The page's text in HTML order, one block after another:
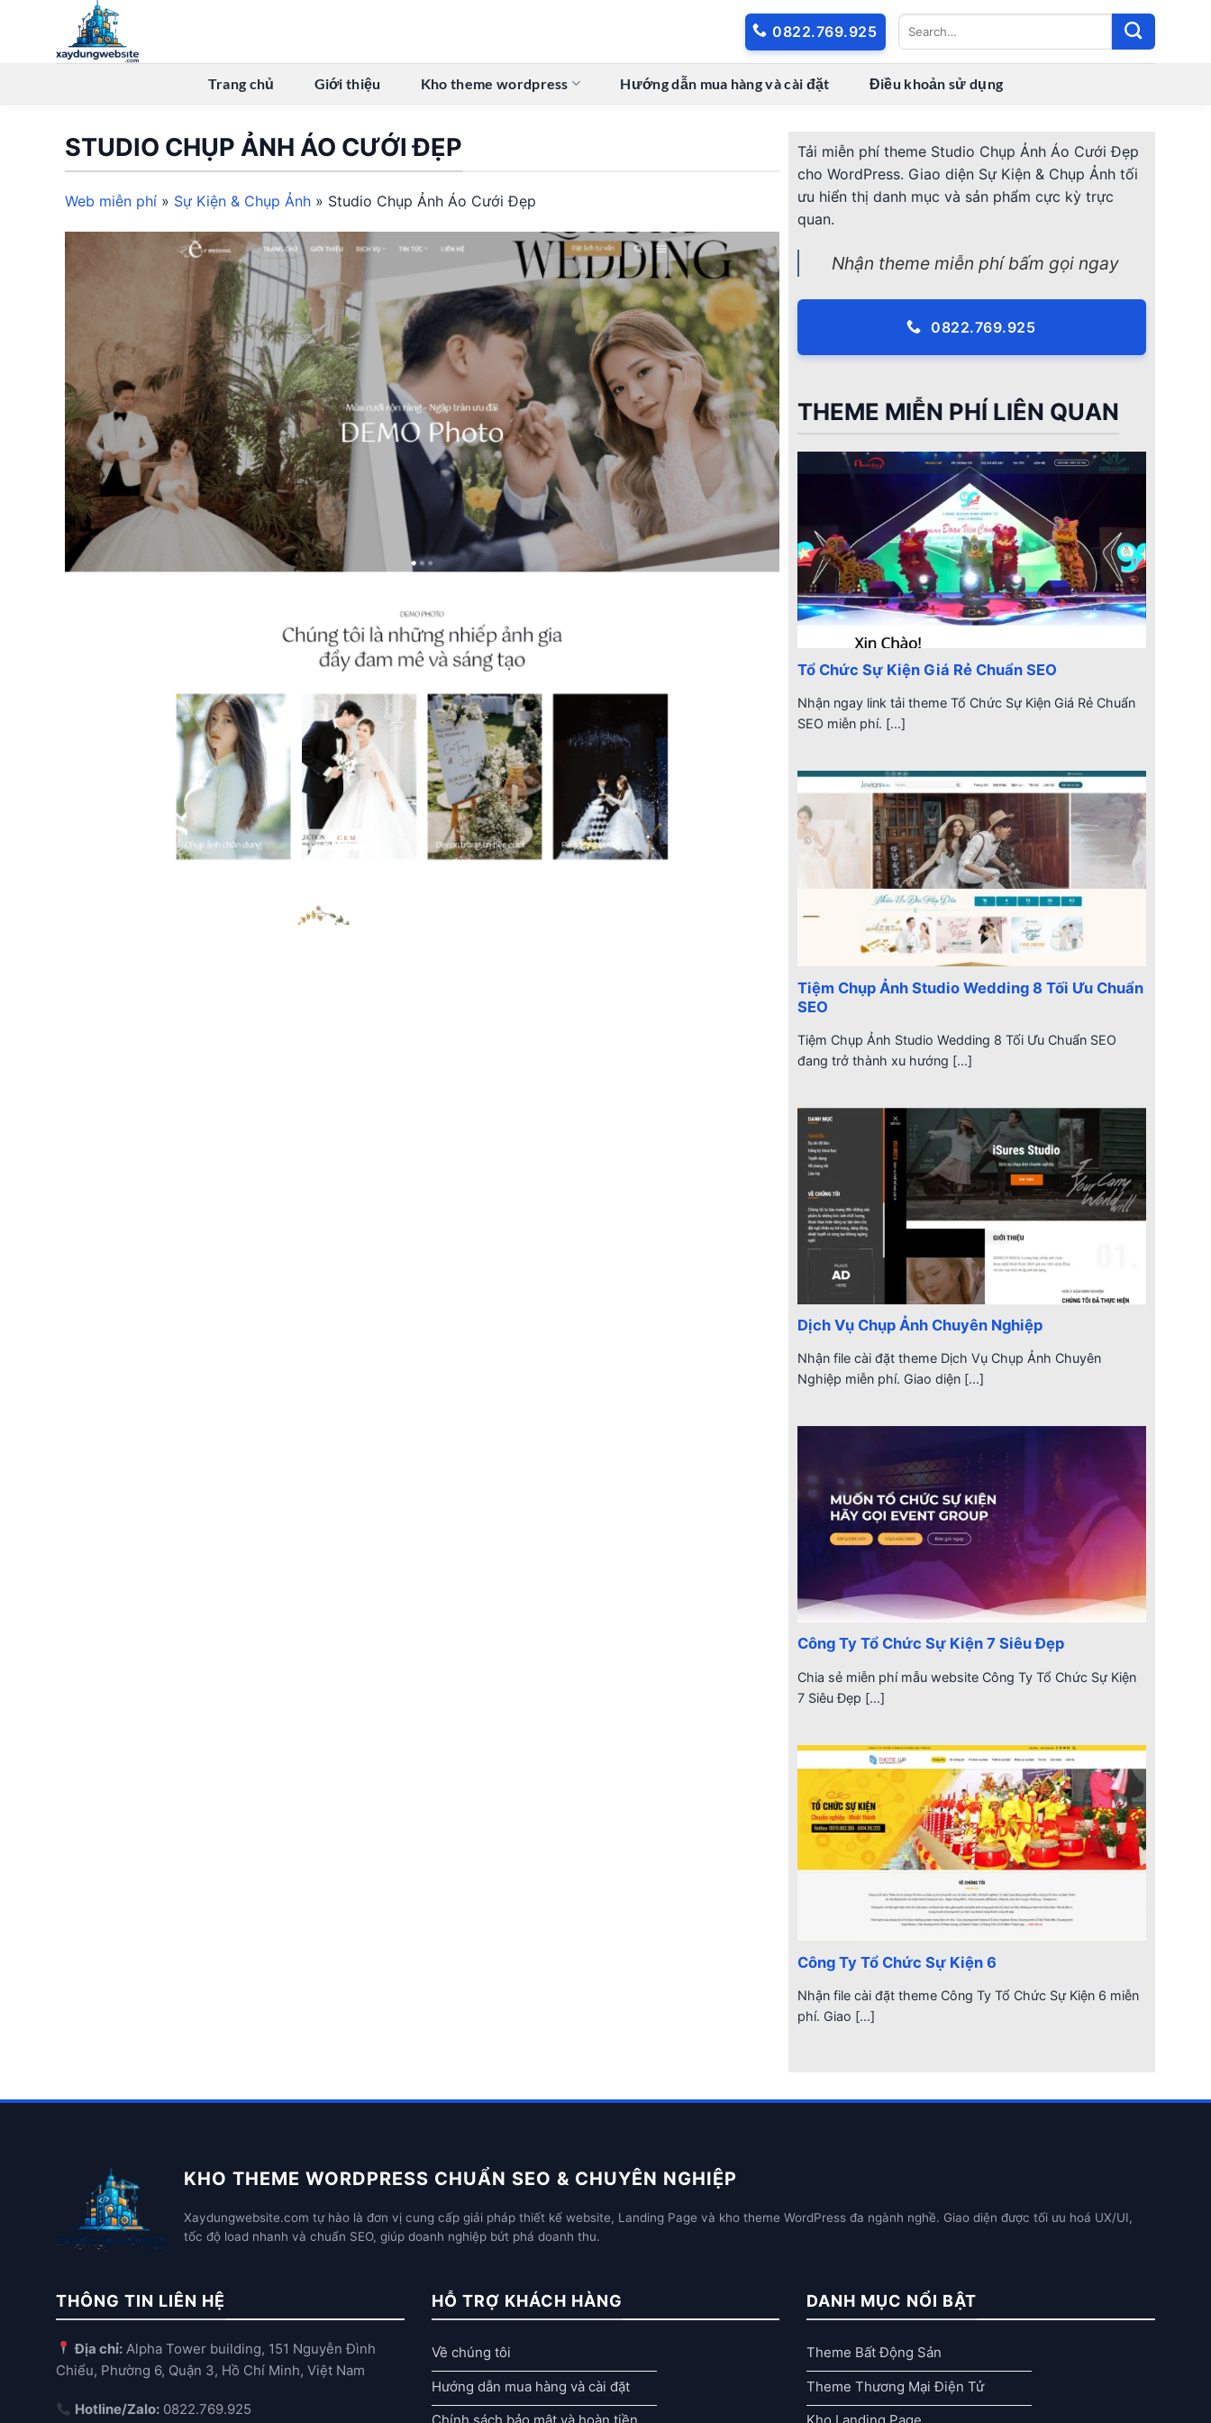
0822.769.925
Trang chủ Giới thiệu Kho theme wordpress Hướng dẫn mua hàng và cài đặt Điều khoản sử dụng
STUDIO CHỤP ẢNH ÁO CƯỚI ĐẸP
Web miễn phí » Sự Kiện & Chụp Ảnh » Studio Chụp Ảnh Áo Cưới Đẹp
Tải miễn phí theme Studio Chụp Ảnh Áo Cưới Đẹp
cho WordPress. Giao diện Sự Kiện & Chụp Ảnh tối
ưu hiển thị danh mục và sản phẩm cực kỳ trực
quan.
Nhận theme miễn phí bấm gọi ngay
0822.769.925
THEME MIỄN PHÍ LIÊN QUAN
Tổ Chức Sự Kiện Giá Rẻ Chuẩn SEO
Nhận ngay link tải theme Tổ Chức Sự Kiện Giá Rẻ Chuẩn
SEO miễn phí. [...]
Tiệm Chụp Ảnh Studio Wedding 8 Tối Ưu Chuẩn
SEO
Tiệm Chụp Ảnh Studio Wedding 8 Tối Ưu Chuẩn SEO
đang trở thành xu hướng [...]
Dịch Vụ Chụp Ảnh Chuyên Nghiệp
Nhận file cài đặt theme Dịch Vụ Chụp Ảnh Chuyên
Nghiệp miễn phí. Giao diện [...]
Công Ty Tổ Chức Sự Kiện 7 Siêu Đẹp
Chia sẻ miễn phí mẫu website Công Ty Tổ Chức Sự Kiện
7 Siêu Đẹp [...]
Công Ty Tổ Chức Sự Kiện 6
Nhận file cài đặt theme Công Ty Tổ Chức Sự Kiện 6 miễn
phí. Giao [...]
KHO THEME WORDPRESS CHUẨN SEO & CHUYÊN NGHIỆP
Xaydungwebsite.com tự hào là đơn vị cung cấp giải pháp thiết kế website, Landing Page và kho theme WordPress đa ngành nghề. Giao diện được tối ưu hoá UX/UI,
tốc độ load nhanh và chuẩn SEO, giúp doanh nghiệp bứt phá doanh thu.
THÔNG TIN LIÊN HỆ
Địa chỉ: Alpha Tower building, 151 Nguyễn Đình
Chiểu, Phường 6, Quận 3, Hồ Chí Minh, Việt Nam
Hotline/Zalo: 0822.769.925
HỖ TRỢ KHÁCH HÀNG
Về chúng tôi
Hướng dẫn mua hàng và cài đặt
DANH MỤC NỔI BẬT
Theme Bất Động Sản
Theme Thương Mại Điện Tử